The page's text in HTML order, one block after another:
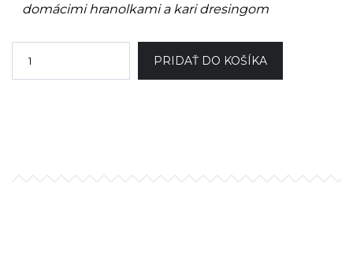
domácimi hranolkami a kari dresingom
PRIDAŤ DO KOŠÍKA